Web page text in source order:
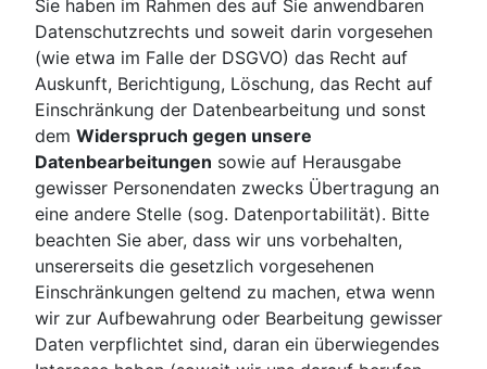
Sie haben im Rahmen des auf Sie anwendbaren
Datenschutzrechts und soweit darin vorgesehen
(wie etwa im Falle der DSGVO) das Recht auf
Auskunft, Berichtigung, Löschung, das Recht auf
Einschränkung der Datenbearbeitung und sonst
dem Widerspruch gegen unsere
Datenbearbeitungen sowie auf Herausgabe
gewisser Personendaten zwecks Übertragung an
eine andere Stelle (sog. Datenportabilität). Bitte
beachten Sie aber, dass wir uns vorbehalten,
unsererseits die gesetzlich vorgesehenen
Einschränkungen geltend zu machen, etwa wenn
wir zur Aufbewahrung oder Bearbeitung gewisser
Daten verpflichtet sind, daran ein überwiegendes